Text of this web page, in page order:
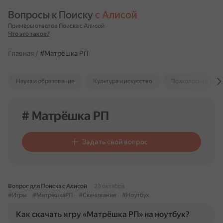
Вопросы к Поиску с Алисой
Примеры ответов Поиска с Алисой
Что это такое?
Главная / #Матрёшка РП
Наука и образование Культура и искусство Психология и
# Матрёшка РП
Задать свой вопрос
Вопрос для Поиска с Алисой
23 октября
#Игры
#МатрёшкаРП #Скачивание #Ноутбук
Как скачать игру «Матрёшка РП» на ноутбук?